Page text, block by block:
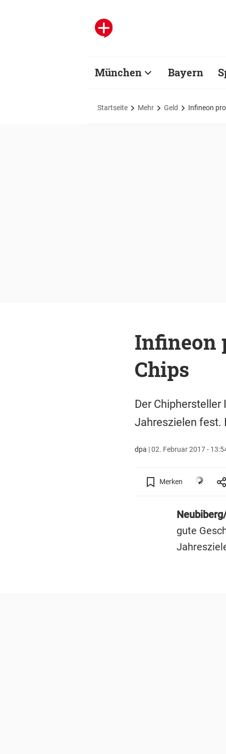
München Bayern
Startseite Mehr Geld Infineon
Infineon
Chips
Der
Jahreszielen fest.
dpa |02. Februar 2017 -
Merken
gute